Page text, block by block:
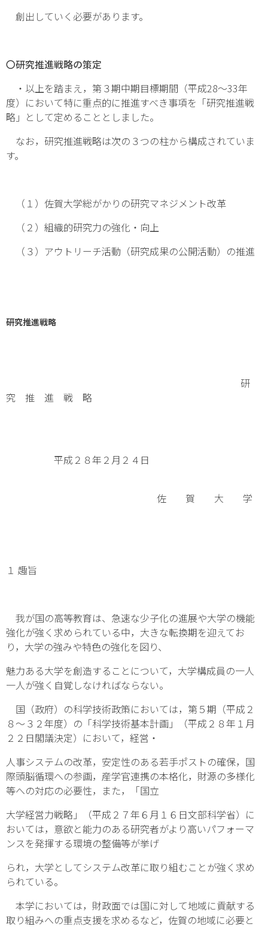
創出していく必要があります。
〇研究推進戦略の策定
・以上を踏まえ，第３期中期目標期間（平成28～33年
度）において特に重点的に推進すべき事項を「研究推進戦
略」として定めることとしました。
なお，研究推進戦略は次の３つの柱から構成されていま
す。
（１）佐賀大学総がかりの研究マネジメント改革
（２）組織的研究力の強化・向上
（３）アウトリーチ活動（研究成果の公開活動）の推進
研究推進戦略
研
究 推 進 戦 略
平成２８年２月２４日
佐 賀 大 学
１ 趣旨
我が国の高等教育は、急速な少子化の進展や大学の機能
強化が強く求められている中，大きな転換期を迎えてお
り，大学の強みや特色の強化を図り、
魅力ある大学を創造することについて，大学構成員の一人
一人が強く自覚しなければならない。
国（政府）の科学技術政策においては，第５期（平成２
８～３２年度）の「科学技術基本計画」（平成２８年１月
２２日閣議決定）において，経営・
人事システムの改革，安定性のある若手ポストの確保，国
際頭脳循環への参画，産学官連携の本格化，財源の多様化
等への対応の必要性，また，「国立
大学経営力戦略」（平成２７年６月１６日文部科学省）に
おいては，意欲と能力のある研究者がより高いパフォーマ
ンスを発揮する環境の整備等が挙げ
られ，大学としてシステム改革に取り組むことが強く求め
られている。
本学においては，財政面では国に対して地域に貢献する
取り組みへの重点支援を求めるなど，佐賀の地域に必要と